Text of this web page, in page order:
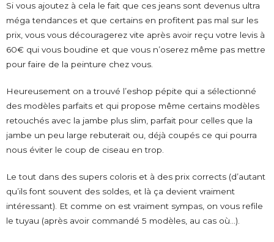
Si vous ajoutez à cela le fait que ces jeans sont devenus ultra
méga tendances et que certains en profitent pas mal sur les
prix, vous vous découragerez vite après avoir reçu votre levis à
60€ qui vous boudine et que vous n’oserez même pas mettre
pour faire de la peinture chez vous.
Heureusement on a trouvé l’eshop pépite qui a sélectionné
des modèles parfaits et qui propose même certains modèles
retouchés avec la jambe plus slim, parfait pour celles que la
jambe un peu large rebuterait ou, déjà coupés ce qui pourra
nous éviter le coup de ciseau en trop.
Le tout dans des supers coloris et à des prix corrects (d’autant
qu’ils font souvent des soldes, et là ça devient vraiment
intéressant). Et comme on est vraiment sympas, on vous refile
le tuyau (après avoir commandé 5 modèles, au cas où…).